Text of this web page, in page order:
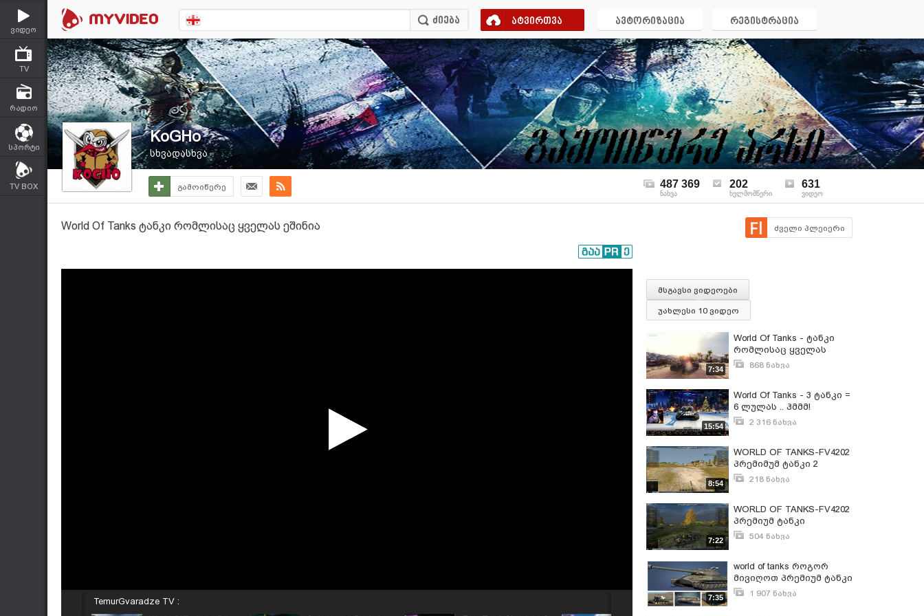
ვიდეო
TV
რადიო
სპორტი
TV BOX
ატვირთვა ავტორიზაცია რეგისტრაცია
KoGHo
სხვადასხვა
გამოიწერე 487 369
ნახვა
202
ხელმომწერი
631
ვიდეო
World Of Tanks ტანკი რომლისაც ყველას ეშინია ძველი პლეიერი
TemurGvaradze TV :
მსგავსი ვიდეოები
უახლესი 10 ვიდეო
7:34
World Of Tanks - ტანკი
რომლისაც ყველას
ეშინია868 ნახვა
15:54
World Of Tanks - 3 ტანკი =
6 ლულას .. ჰმმმ!
2 316 ნახვა
8:54
WORLD OF TANKS-FV4202
პრემიმუმ ტანკი 2
218 ნახვა
7:22
WORLD OF TANKS-FV4202
პრემიუმ ტანკი
504 ნახვა
7:35
world of tanks როგორ
მივიღოთ პრემიუმ ტანკი
საჩუქრად!?
1 907 ნახვა